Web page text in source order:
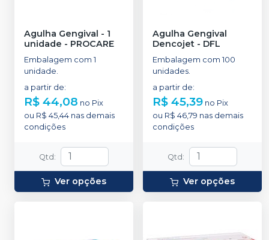
Agulha Gengival - 1
unidade - PROCARE
Embalagem com 1
unidade.
a partir de:
R$ 44,08 no Pix
ou R$ 45,44 nas demais
condições
Qtd :
Ver opções
Agulha Gengival
Dencojet - DFL
Embalagem com 100
unidades.
a partir de:
R$ 45,39 no Pix
ou R$ 46,79 nas demais
condições
Qtd :
Ver opções